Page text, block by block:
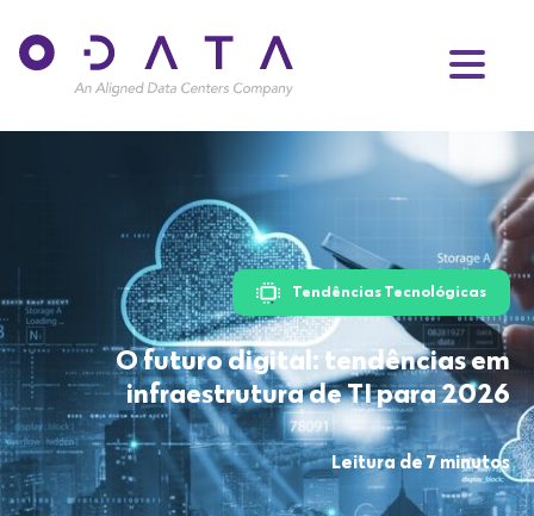
Tendências Tecnológicas
O futuro digital: tendências em
infraestrutura de TI para 2026
Leitura de 7 minutos